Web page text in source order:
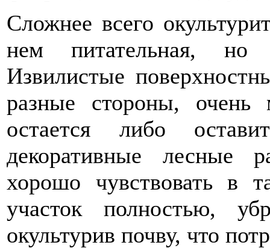
Сложнее всего
нем питательная, но
Извилистые
разные стороны, очень
остается либо
декоративные лесные
хорошо чувствовать в
участок полностью,
окультурив почву, что